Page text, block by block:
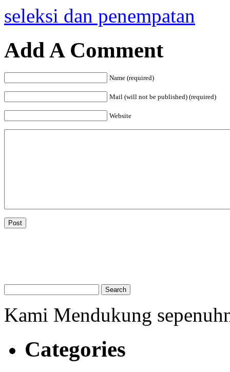
seleksi dan penempatan
Add A Comment
Name (required)
Mail (will not be published) (required)
Website
Kami Mendukung
Categories